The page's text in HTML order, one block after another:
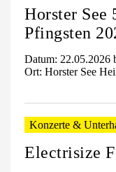
Horster See
Pfingsten
Datum: 22.05.2026
Ort: Horster See
Konzerte &
Electrisize